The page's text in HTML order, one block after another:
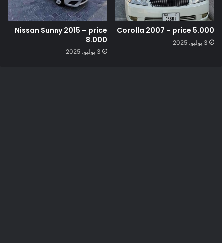
Corolla 2007 – price 5.000
3 يوليو، 2025
Nissan Sunny 2015 – price
8.000
3 يوليو، 2025